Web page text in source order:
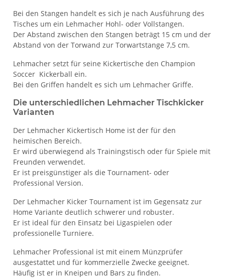
Bei den Stangen handelt es sich je nach Ausführung des
Tisches um ein Lehmacher Hohl- oder Vollstangen.
Der Abstand zwischen den Stangen beträgt 15 cm und der
Abstand von der Torwand zur Torwartstange 7,5 cm.
Lehmacher setzt für seine Kickertische den Champion
Soccer Kickerball ein.
Bei den Griffen handelt es sich um Lehmacher Griffe.
Die unterschiedlichen Lehmacher Tischkicker
Varianten
Der Lehmacher Kickertisch Home ist der für den
heimischen Bereich.
Er wird überwiegend als Trainingstisch oder für Spiele mit
Freunden verwendet.
Er ist preisgünstiger als die Tournament- oder
Professional Version.
Der Lehmacher Kicker Tournament ist im Gegensatz zur
Home Variante deutlich schwerer und robuster.
Er ist ideal für den Einsatz bei Ligaspielen oder
professionelle Turniere.
Lehmacher Professional ist mit einem Münzprüfer
ausgestattet und für kommerzielle Zwecke geeignet.
Häufig ist er in Kneipen und Bars zu finden.